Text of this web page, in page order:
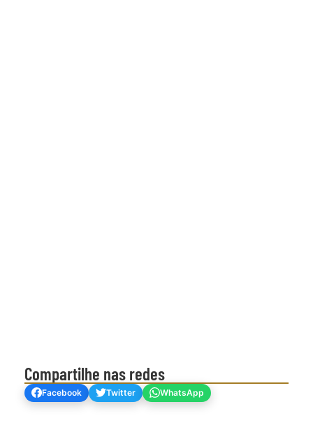
Compartilhe nas redes
Facebook Twitter WhatsApp